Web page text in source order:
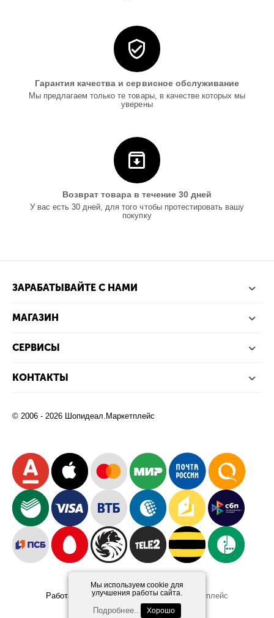
Мы используем cookie для
улучшения работы сайта.
Подробнее.. Хорошо
Гарантия качества и сервисное обслуживание
Мы предлагаем только те товары, в качестве которых мы
уверены
Возврат товара в течение 30 дней
У вас есть 30 дней, для того чтобы протестировать вашу
покупку
ЗАРАБАТЫВАЙТЕ С НАМИ
МАГАЗИН
СЕРВИСЫ
КОНТАКТЫ
© 2006 - 2026 Шопидеал.Маркетплейс
Работает на платформеШопидеал.Маркетплейс
Design and DevelopmentAfsun